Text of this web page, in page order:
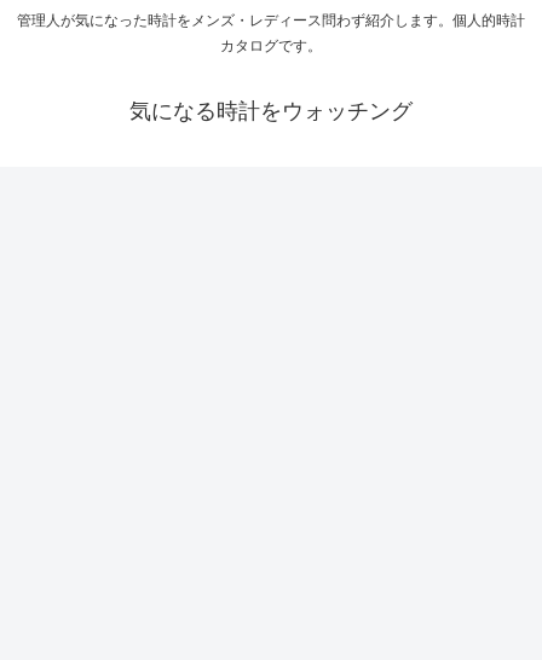
管理人が気になった時計をメンズ・レディース問わず紹介します。個人的時計
カタログです。
気になる時計をウォッチング